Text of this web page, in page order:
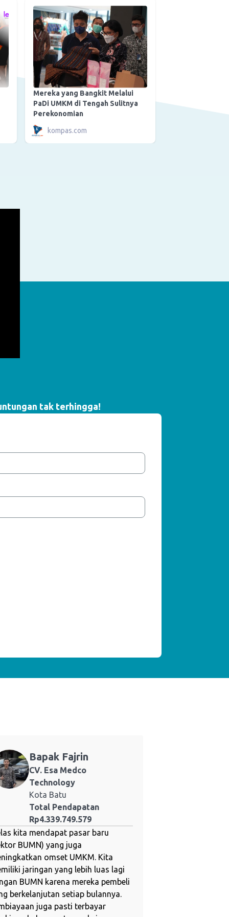
Mereka yang Bangkit Melalui
PaDi UMKM di Tengah Sulitnya
Perekonomian
kompas.com
tak terhingga!
Bapak Fajrin
CV. Esa Medco
Technology
Kota Batu
Total Pendapatan
Rp4.339.749.579
kita mendapat pasar baru
BUMN) yang juga
omset UMKM. Kita
jaringan yang lebih luas lagi
BUMN karena mereka pembeli
berkelanjutan setiap bulannya.
juga pasti terbayar